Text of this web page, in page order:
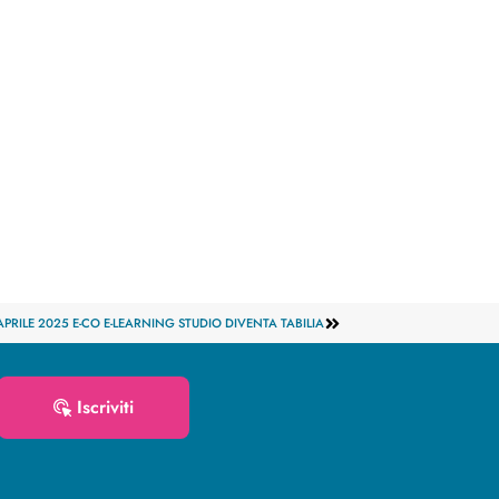
2025 E-CO E-LEARNING STUDIO DIVENTA TABILIA
Iscriviti